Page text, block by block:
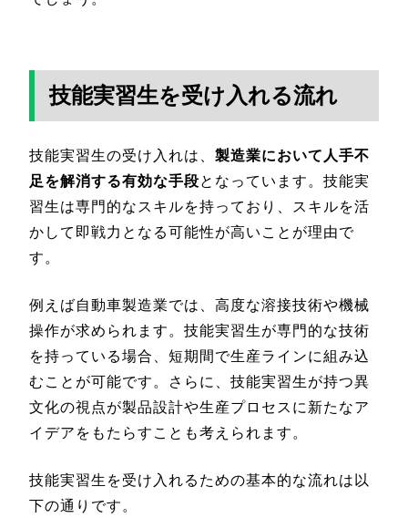
技能実習生を受け入れる流れ
技能実習生の受け入れは、 製造業において人手不
足を解消する有効な手段となっています。技能実
習生は専門的なスキルを持っており、スキルを活
かして即戦力となる可能性が高いことが理由で
す。
例えば自動車製造業では、高度な溶接技術や機械
操作が求められます。技能実習生が専門的な技術
を持っている場合、短期間で生産ラインに組み込
むことが可能です。さらに、技能実習生が持つ異
文化の視点が製品設計や生産プロセスに新たなア
イデアをもたらすことも考えられます。
技能実習生を受け入れるための基本的な流れは以
下の通りです。